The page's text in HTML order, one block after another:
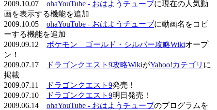
2009.10.07 ohaYouTube - おはようチューブに現在の人気動
画を表示する機能を追加
2009.10.05 ohaYouTube - おはようチューブに動画名をコピ
ーする機能を追加
2009.09.12 ポケモン ゴールド・シルバー攻略Wikiオープ
ン！
2009.07.17
ドラゴンクエスト9攻略WikiがYahoo!カテゴリ に
掲載
2009.07.11
ドラゴンクエスト9発売！
2009.07.10
ドラゴンクエスト9明日発売！
2009.06.14 ohaYouTube - おはようチューブのプログラムを